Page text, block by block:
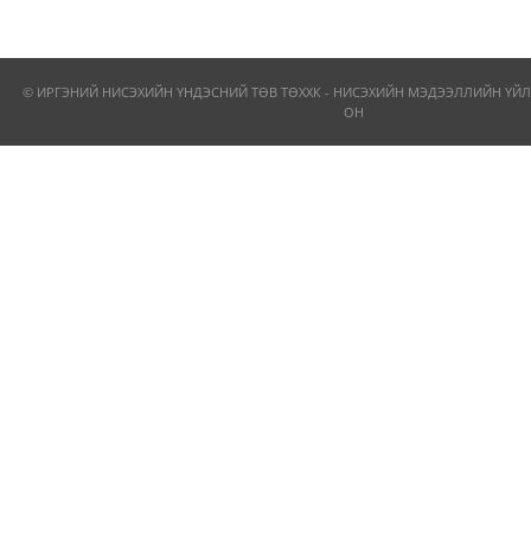
© ИРГЭНИЙ НИСЭХИЙН ҮНДЭСНИЙ ТӨВ ТӨХХК - НИСЭХИЙН МЭДЭЭЛЛИЙН
ОН